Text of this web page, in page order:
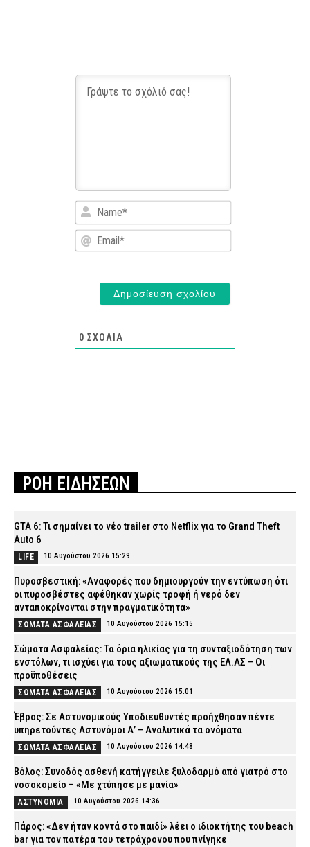
Name*
Email*
0 ΣΧΌΛΙΑ
ΡΟΗ ΕΙΔΗΣΕΩΝ
GTA 6: Τι σημαίνει το νέο trailer στο Netflix για το Grand Theft
Auto 6
LIFE 10 Αυγούστου 2026 15:29
Πυροσβεστική: «Αναφορές που δημιουργούν την εντύπωση ότι
οι πυροσβέστες αφέθηκαν χωρίς τροφή ή νερό δεν
ανταποκρίνονται στην πραγματικότητα»
ΣΩΜΑΤΑ ΑΣΦΑΛΕΙΑΣ 10 Αυγούστου 2026 15:15
Σώματα Ασφαλείας: Τα όρια ηλικίας για τη συνταξιοδότηση των
ενστόλων, τι ισχύει για τους αξιωματικούς της ΕΛ.ΑΣ – Οι
προϋποθέσεις
ΣΩΜΑΤΑ ΑΣΦΑΛΕΙΑΣ 10 Αυγούστου 2026 15:01
Έβρος: Σε Αστυνομικούς Υποδιευθυντές προήχθησαν πέντε
υπηρετούντες Αστυνόμοι Α’ – Αναλυτικά τα ονόματα
ΣΩΜΑΤΑ ΑΣΦΑΛΕΙΑΣ 10 Αυγούστου 2026 14:48
Βόλος: Συνοδός ασθενή κατήγγειλε ξυλοδαρμό από γιατρό στο
νοσοκομείο – «Με χτύπησε με μανία»
ΑΣΤΥΝΟΜΙΑ 10 Αυγούστου 2026 14:36
Πάρος: «Δεν ήταν κοντά στο παιδί» λέει ο ιδιοκτήτης του beach
bar για τον πατέρα του τετράχρονου που πνίγηκε